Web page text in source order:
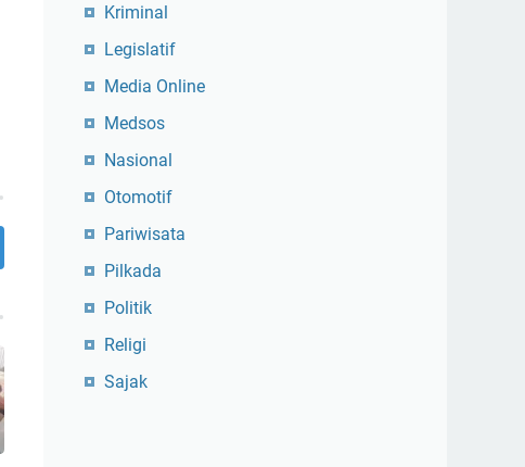
Kriminal
Legislatif
Media Online
Medsos
Nasional
Otomotif
Pariwisata
Pilkada
Politik
Religi
Sajak